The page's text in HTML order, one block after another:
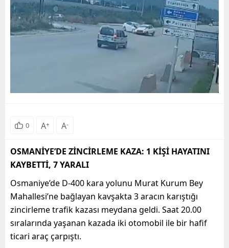
0 A+ A-
OSMANİYE’DE ZİNCİRLEME KAZA: 1 KİŞİ HAYATINI
KAYBETTİ, 7 YARALI
Osmaniye’de D-400 kara yolunu Murat Kurum Bey
Mahallesi’ne bağlayan kavşakta 3 aracın karıştığı
zincirleme trafik kazası meydana geldi. Saat 20.00
sıralarında yaşanan kazada iki otomobil ile bir hafif
ticari araç çarpıştı.